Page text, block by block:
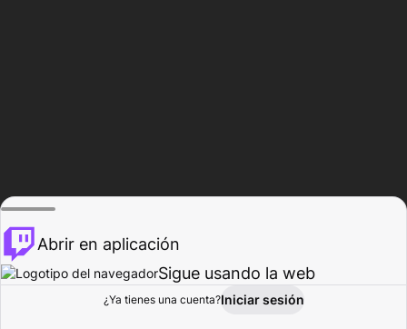
Explorar Actividad
Abrir en aplicación
Sigue usando la web
¿Ya tienes una cuenta?Iniciar sesión